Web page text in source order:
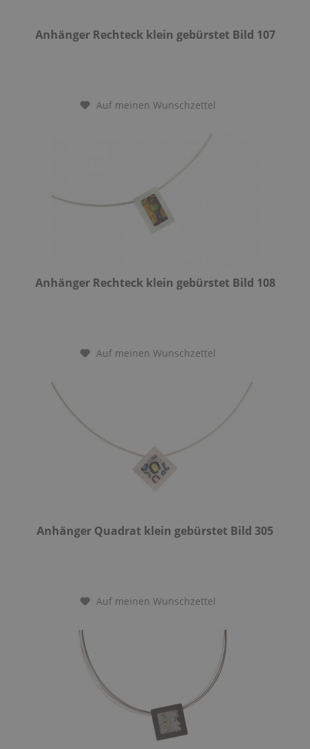
Anhänger Rechteck klein gebürstet Bild 107
Auf meinen Wunschzettel
Anhänger Rechteck klein gebürstet Bild 108
Auf meinen Wunschzettel
Anhänger Quadrat klein gebürstet Bild 305
Auf meinen Wunschzettel